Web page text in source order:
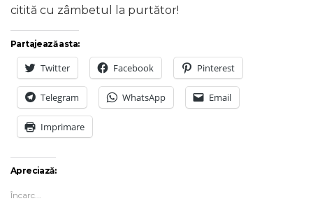
citită cu zâmbetul la purtător!
Partajează asta:
Twitter Facebook Pinterest
Telegram WhatsApp Email
Imprimare
Apreciază:
Încarc...